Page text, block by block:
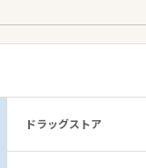
ドラッグストア